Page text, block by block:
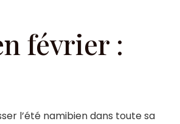
février :
l’été namibien dans toute sa